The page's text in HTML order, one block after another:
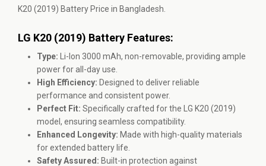
K20 (2019) Battery Price in Bangladesh.
LG K20 (2019) Battery Features:
Type: Li-Ion 3000 mAh, non-removable, providing ample
power for all-day use.
High Efficiency: Designed to deliver reliable
performance and consistent power.
Perfect Fit: Specifically crafted for the LG K20 (2019)
model, ensuring seamless compatibility.
Enhanced Longevity: Made with high-quality materials
for extended battery life.
Safety Assured: Built-in protection against